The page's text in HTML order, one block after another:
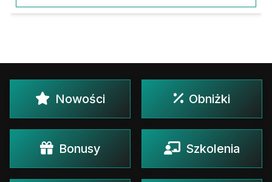
Nowości Obniżki
Bonusy Szkolenia